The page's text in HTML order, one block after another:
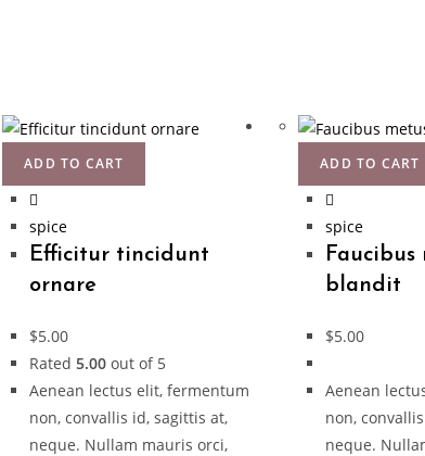
ADD TO CART
spice
Efficitur tincidunt
ornare
$5.00
Rated5.00 out of 5
Aenean lectus elit, fermentum
non, convallis id, sagittis at,
neque. Nullam mauris orci,
ADD TO CART
spice
Faucibus
blandit
$5.00
Aenean
non,
neque.